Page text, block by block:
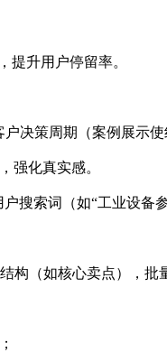
提升用户停留率。
决策周期（案例展示使
强化真实感。
搜索词（如“工业设备
构（如核心卖点），批